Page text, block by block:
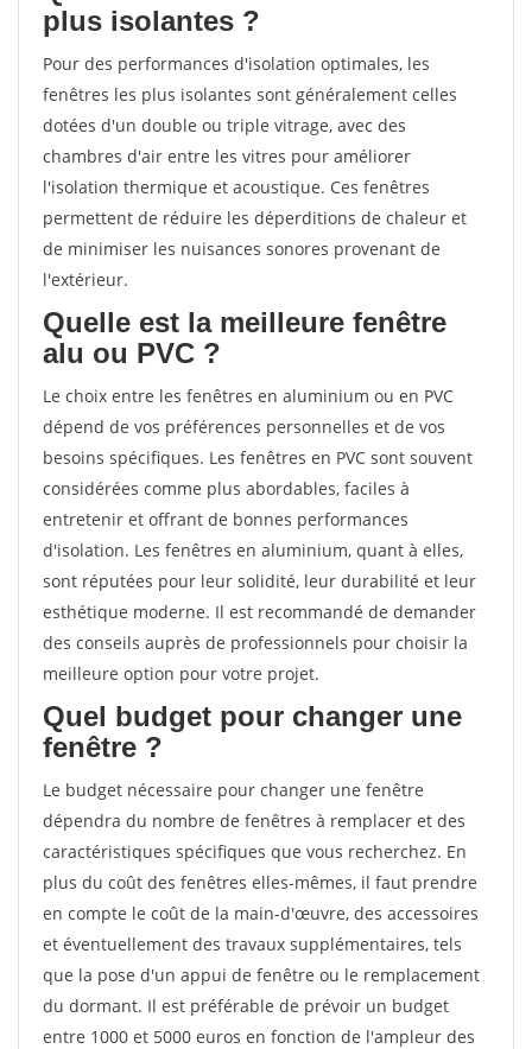
plus isolantes ?
Pour des performances d'isolation optimales, les
fenêtres les plus isolantes sont généralement celles
dotées d'un double ou triple vitrage, avec des
chambres d'air entre les vitres pour améliorer
l'isolation thermique et acoustique. Ces fenêtres
permettent de réduire les déperditions de chaleur et
de minimiser les nuisances sonores provenant de
l'extérieur.
Quelle est la meilleure fenêtre
alu ou PVC ?
Le choix entre les fenêtres en aluminium ou en PVC
dépend de vos préférences personnelles et de vos
besoins spécifiques. Les fenêtres en PVC sont souvent
considérées comme plus abordables, faciles à
entretenir et offrant de bonnes performances
d'isolation. Les fenêtres en aluminium, quant à elles,
sont réputées pour leur solidité, leur durabilité et leur
esthétique moderne. Il est recommandé de demander
des conseils auprès de professionnels pour choisir la
meilleure option pour votre projet.
Quel budget pour changer une
fenêtre ?
Le budget nécessaire pour changer une fenêtre
dépendra du nombre de fenêtres à remplacer et des
caractéristiques spécifiques que vous recherchez. En
plus du coût des fenêtres elles-mêmes, il faut prendre
en compte le coût de la main-d'œuvre, des accessoires
et éventuellement des travaux supplémentaires, tels
que la pose d'un appui de fenêtre ou le remplacement
du dormant. Il est préférable de prévoir un budget
entre 1000 et 5000 euros en fonction de l'ampleur des